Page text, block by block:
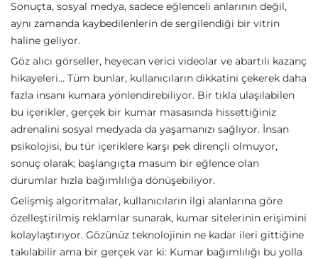
Sonuçta, sosyal medya, sadece eğlenceli anlarının değil,
aynı zamanda kaybedilenlerin de sergilendiği bir vitrin
haline geliyor.
Göz alıcı görseller, heyecan verici videolar ve abartılı kazanç
hikayeleri… Tüm bunlar, kullanıcıların dikkatini çekerek daha
fazla insanı kumara yönlendirebiliyor. Bir tıkla ulaşılabilen
bu içerikler, gerçek bir kumar masasında hissettiğiniz
adrenalini sosyal medyada da yaşamanızı sağlıyor. İnsan
psikolojisi, bu tür içeriklere karşı pek dirençli olmuyor,
sonuç olarak; başlangıçta masum bir eğlence olan
durumlar hızla bağımlılığa dönüşebiliyor.
Gelişmiş algoritmalar, kullanıcıların ilgi alanlarına göre
özelleştirilmiş reklamlar sunarak, kumar sitelerinin erişimini
kolaylaştırıyor. Gözünüz teknolojinin ne kadar ileri gittiğine
takılabilir ama bir gerçek var ki: Kumar bağımlılığı bu yolla